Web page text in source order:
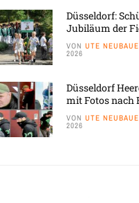
Düsseldorf:
Jubiläum der
VON UTE
2026
Düsseldorf
mit Fotos nach
VON UTE
2026